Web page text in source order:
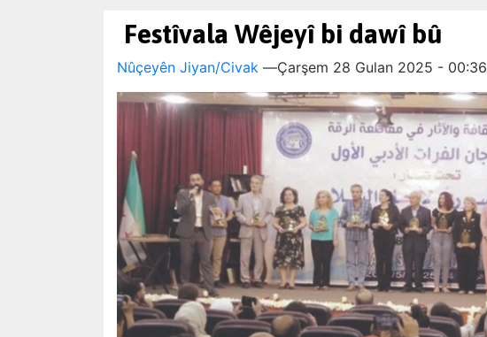
Festîvala Wêjeyî bi dawî bû
Nûçeyên Jiyan/Civak —Çarşem 28 Gulan 2025 - 00:36